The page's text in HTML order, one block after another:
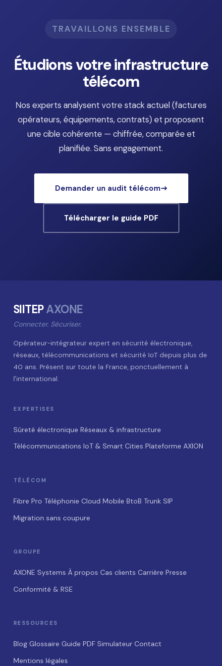
TRAVAILLONS ENSEMBLE
Étudions votre infrastructure
télécom
Nos experts analysent votre stack actuel (factures
opérateurs, équipements, contrats) et proposent
une cible cohérente — chiffrée, comparée et
planifiée. Sans engagement.
Demander un audit télécom
Télécharger le guide PDF
SIITEPAXONE
Connecter. Sécuriser.
Opérateur-intégrateur expert en sécurité électronique,
réseaux, télécommunications et sécurité IoT depuis plus de
40 ans. Présent sur toute la France, ponctuellement à
l'international.
EXPERTISES
Sûreté électronique Réseaux & infrastructure
Télécommunications IoT & Smart Cities Plateforme AXION
TÉLÉCOM
Fibre Pro Téléphonie Cloud Mobile BtoB Trunk SIP
Migration sans coupure
GROUPE
AXONE Systems À propos Cas clients Carrière Presse
Conformité & RSE
RESSOURCES
Blog Glossaire Guide PDF Simulateur Contact
Mentions légales